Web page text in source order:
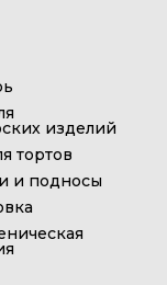
изделий
тортов
и подносы